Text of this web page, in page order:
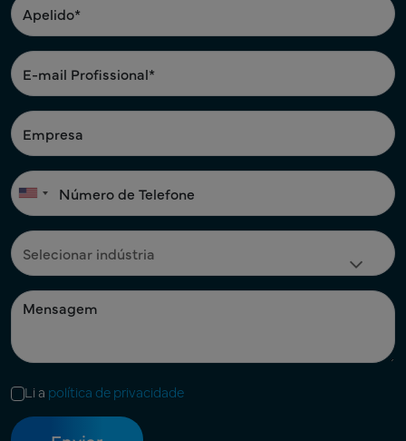
Li a política de privacidade